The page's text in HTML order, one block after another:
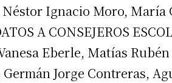
Ignacio Moro,
A CONSEJEROS
Eberle, Matías
Jorge Contreras,